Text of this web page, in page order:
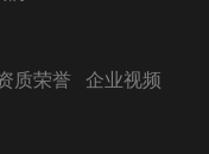
质荣誉 企业视频